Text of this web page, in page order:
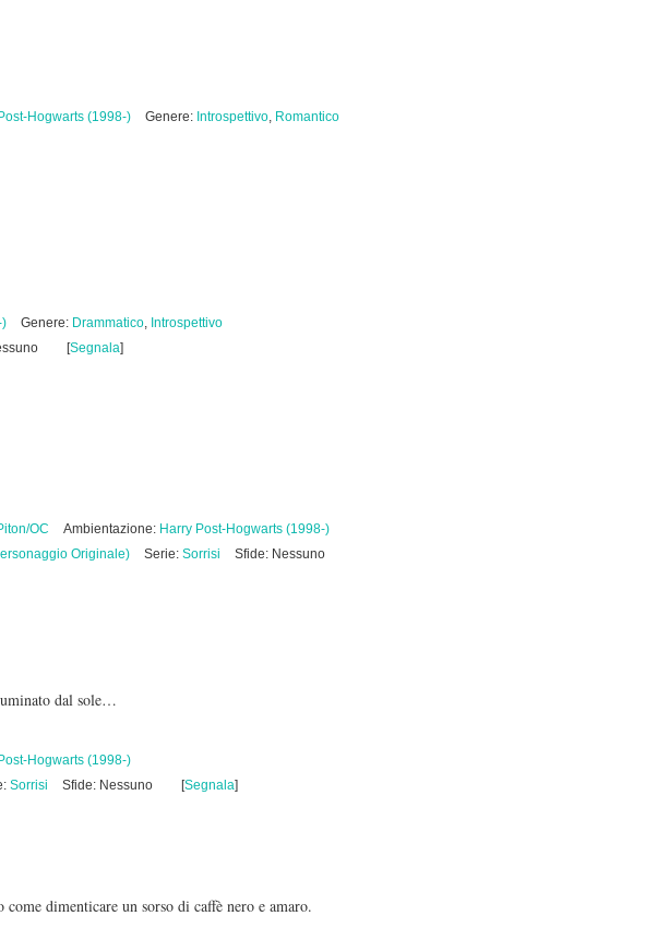
Hogwarts (1998-) Genere: Introspettivo, Romantico
) Genere: Drammatico, Introspettivo
[Segnala]
OC Ambientazione: Harry Post-Hogwarts (1998-)
Originale) Serie: Sorrisi
Sfide: Nessuno
dal sole…
Hogwarts (1998-)
Sorrisi Sfide: Nessuno [Segnala]
dimenticare un sorso di caffè nero e amaro.